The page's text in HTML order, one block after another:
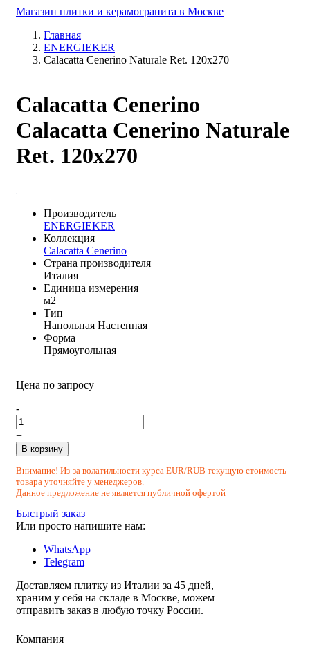
Магазин плитки и керамогранита в Москве
Главная
ENERGIEKER
Calacatta Cenerino Naturale Ret. 120x270
Calacatta Cenerino
Calacatta Cenerino Naturale
Ret. 120x270
Производитель
ENERGIEKER
Коллекция
Calacatta Cenerino
Страна производителя
Италия
Единица измерения
м2
Тип
Напольная Настенная
Форма
Прямоугольная
Цена по запросу
-
+
В корзину
Внимание! Из-за волатильности курса EUR/RUB текущую стоимость
товара уточняйте у менеджеров.
Данное предложение не является публичной офертой
Быстрый заказ
Или просто напишите нам:
WhatsApp
Telegram
Доставляем плитку из Италии за 45 дней,
храним у себя на складе в Москве, можем
отправить заказ в любую точку России.
Компания